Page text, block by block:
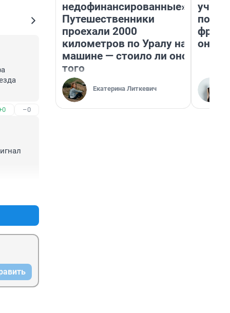
–0
недофинансированные».
Путешественники
проехали 2000
километров по Уралу на
машине — стоило ли оно
того
Екатерина Литкевич
учит
она